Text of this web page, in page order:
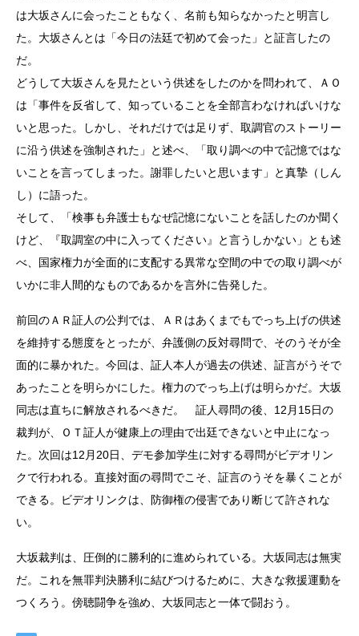
は大坂さんに会ったこともなく、名前も知らなかったと明言し
た。大坂さんとは「今日の法廷で初めて会った」と証言したの
だ。
どうして大坂さんを見たという供述をしたのかを問われて、ＡＯ
は「事件を反省して、知っていることを全部言わなければいけな
いと思った。しかし、それだけでは足りず、取調官のストーリー
に沿う供述を強制された」と述べ、「取り調べの中で記憶ではな
いことを言ってしまった。謝罪したいと思います」と真摯（しん
し）に語った。
そして、「検事も弁護士もなぜ記憶にないことを話したのか聞く
けど、『取調室の中に入ってください』と言うしかない」とも述
べ、国家権力が全面的に支配する異常な空間の中での取り調べが
いかに非人間的なものであるかを言外に告発した。
前回のＡＲ証人の公判では、ＡＲはあくまでもでっち上げの供述
を維持する態度をとったが、弁護側の反対尋問で、そのうそが全
面的に暴かれた。今回は、証人本人が過去の供述、証言がうそで
あったことを明らかにした。権力のでっち上げは明らかだ。大坂
同志は直ちに解放されるべきだ。 証人尋問の後、12月15日の
裁判が、ＯＴ証人が健康上の理由で出廷できないと中止になっ
た。次回は12月20日、デモ参加学生に対する尋問がビデオリン
クで行われる。直接対面の尋問でこそ、証言のうそを暴くことが
できる。ビデオリンクは、防御権の侵害であり断じて許されな
い。
大坂裁判は、圧倒的に勝利的に進められている。大坂同志は無実
だ。これを無罪判決勝利に結びつけるために、大きな救援運動を
つくろう。傍聴闘争を強め、大坂同志と一体で闘おう。